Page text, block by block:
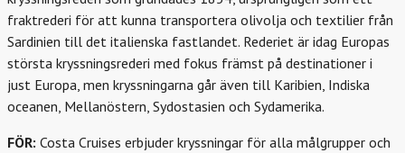
fraktrederi för att kunna transportera olivolja och textilier från
Sardinien till det italienska fastlandet. Rederiet är idag Europas
största kryssningsrederi med fokus främst på destinationer i
just Europa, men kryssningarna går även till Karibien, Indiska
oceanen, Mellanöstern, Sydostasien och Sydamerika.
FÖR: Costa Cruises erbjuder kryssningar för alla målgrupper och